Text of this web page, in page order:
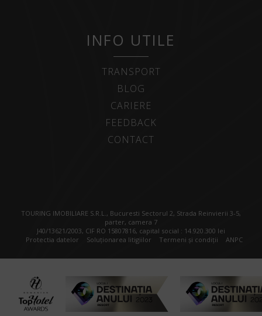
INFO UTILE
TRANSPORT
BLOG
CARIERE
FEEDBACK
CONTACT
TOURING IMOBILIARE S.R.L., Bucuresti Sectorul 2, Strada Reinvierii 3-5,
parter, camera 7
J40/13621/2003, CIF RO 15807816, capital social : 14.920.300 lei
Protectia datelor
Soluționarea litigiilor Termeni și condiții ANPC